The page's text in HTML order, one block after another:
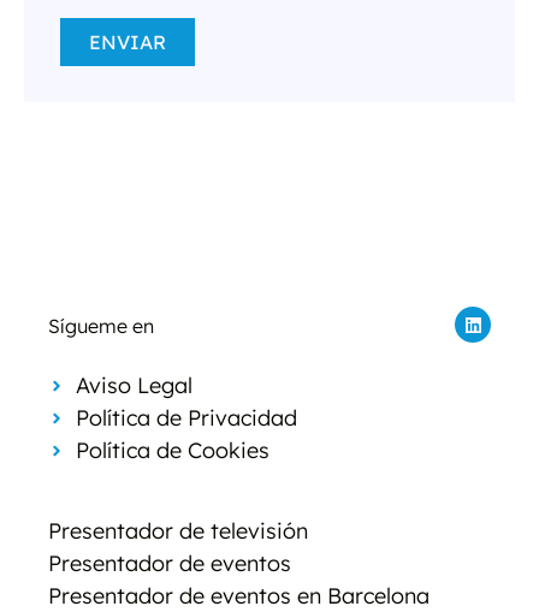
ENVIAR
Presentador de televisión
Presentador de eventos
Presentador de eventos en Barcelona
Aviso Legal
Política de Privacidad
Política de Cookies
Sígueme en